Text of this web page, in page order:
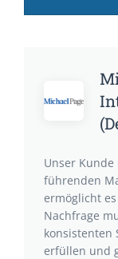
Unser
führenden
ermöglicht
Nachfrage
konsistenten
erfüllen und